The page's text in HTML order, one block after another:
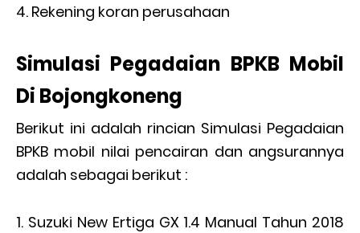
Rekening koran perusahaan
Simulasi Pegadaian BPKB Mobil
Di Bojongkoneng
Berikut ini adalah rincian Simulasi Pegadaian
BPKB mobil nilai pencairan dan angsurannya
adalah sebagai berikut :
Suzuki New Ertiga GX 1.4 Manual Tahun 2018